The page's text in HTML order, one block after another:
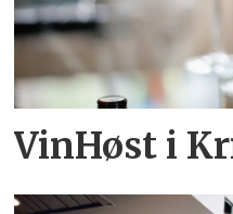
VinHøst i